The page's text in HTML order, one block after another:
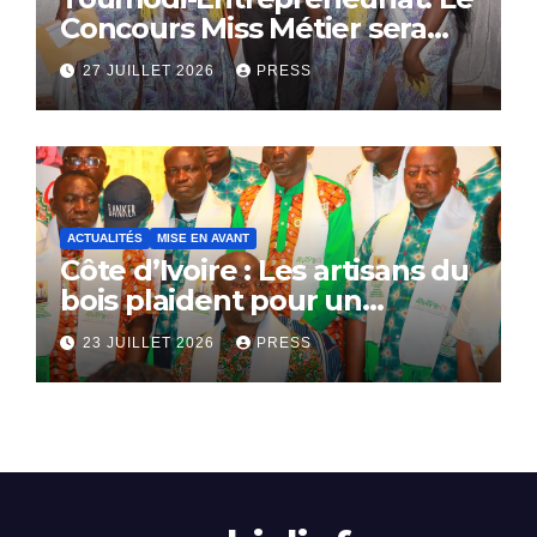
Concours Miss Métier sera
bientôt lance.
27 JUILLET 2026 PRESS
ACTUALITÉS MISE EN AVANT
Côte d’Ivoire : Les artisans du
bois plaident pour un
dialogue national
23 JUILLET 2026 PRESS